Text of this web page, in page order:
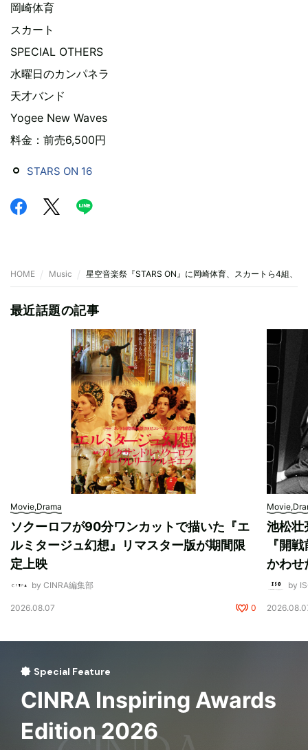
岡崎体育
スカート
SPECIAL OTHERS
水曜日のカンパネラ
天才バンド
Yogee New Waves
料金：前売6,500円
STARS ON 16
HOME Music 星空音楽祭『STARS ON』に岡崎体育、スカートら4組、
最近話題の記事
Movie,Drama
ソクーロフが90分ワンカットで描いた『エ
ルミタージュ幻想』リマスター版が期間限
定上映
by CINRA編集部
2026.08.07 0
池松壮
『開
かわせ
by
Special Feature
CINRA Inspiring Awards
Edition 2026